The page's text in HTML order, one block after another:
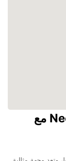
تأجير السيارات في Neckarsulm مع